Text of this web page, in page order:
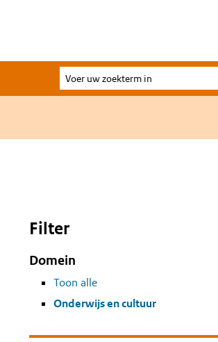
Voer
uw
Filter
Domein
Toon alle
Onderwijs en cultuur